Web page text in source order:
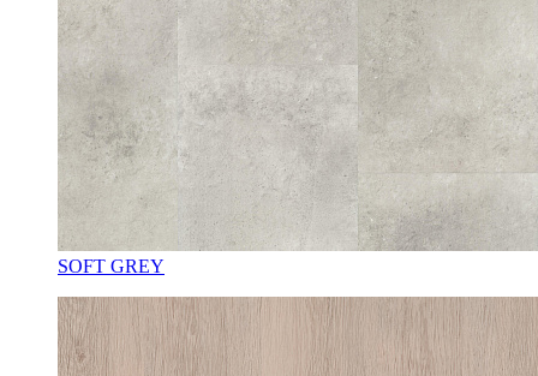
SOFT GREY